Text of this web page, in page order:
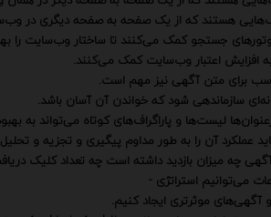
هستند که از یک صفحه به صفحه دیگری در
جستجو کمک می‌کنند تا ساختار وب‌سایت را
افزایش اعتبار وب‌سایت کمک می‌کنند.
برای متن آگهی نیز مهم است.
سازماندهی شود که خواندن آن آسان باشد.
لیست‌ها و پاراگراف‌های کوتاه می‌تواند به
عملکرد آن را به طور مداوم پیگیری و تجزیه و
چه میزان بازدید داشته است چه تعداد کلیک
می‌توانیم استراتژی -
آگهی‌های موثرتری ایجاد کنیم.